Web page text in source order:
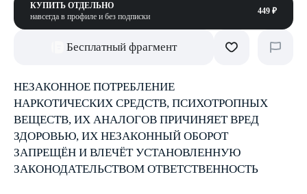
КУПИТЬ ОТДЕЛЬНО
навсегда в профиле и без подписки
449 ₽
Бесплатный фрагмент
НЕЗАКОННОЕ ПОТРЕБЛЕНИЕ
НАРКОТИЧЕСКИХ СРЕДСТВ, ПСИХОТРОПНЫХ
ВЕЩЕСТВ, ИХ АНАЛОГОВ ПРИЧИНЯЕТ ВРЕД
ЗДОРОВЬЮ, ИХ НЕЗАКОННЫЙ ОБОРОТ
ЗАПРЕЩЁН И ВЛЕЧЁТ УСТАНОВЛЕННУЮ
ЗАКОНОДАТЕЛЬСТВОМ ОТВЕТСТВЕННОСТЬ